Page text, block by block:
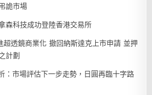
詭市場
森科技成功登陸香港交易所
透鏡商業化 撤回納斯達克上市申請 並押
計劃
市場評估下一步走勢，日圓再臨十字路